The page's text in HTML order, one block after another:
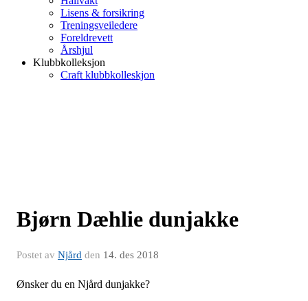
Lisens & forsikring
Treningsveiledere
Foreldrevett
Årshjul
Klubbkolleksjon
Craft klubbkolleskjon
Bjørn Dæhlie dunjakke
Postet av Njård den 14. des 2018
Ønsker du en Njård dunjakke?